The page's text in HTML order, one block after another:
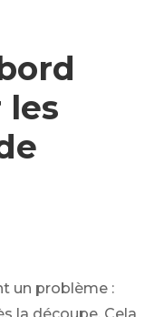
les
un problème :